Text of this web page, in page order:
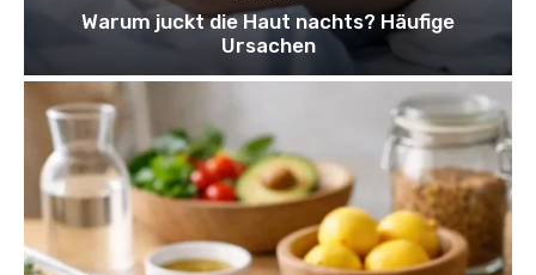
Warum juckt die Haut nachts? Häufige
Ursachen